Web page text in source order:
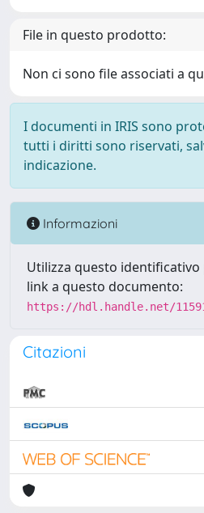
File in questo prodotto:
Non ci sono file associati a
I documenti in IRIS sono
tutti i diritti sono riservati,
indicazione.
Informazioni
Utilizza questo
link a questo documento:
https://hdl.handle.net/
Citazioni